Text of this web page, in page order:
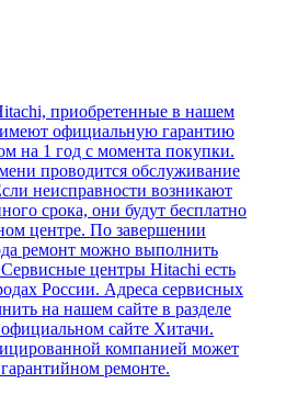
приобретенные в нашем
имеют официальную гарантию
на 1 год с момента покупки.
проводится обслуживание
неисправности возникают
срока, они будут бесплатно
центре. По завершении
ремонт можно выполнить
центры Hitachi есть
России. Адреса сервисных
на нашем сайте в разделе
сайте Хитачи.
компанией может
ремонте.